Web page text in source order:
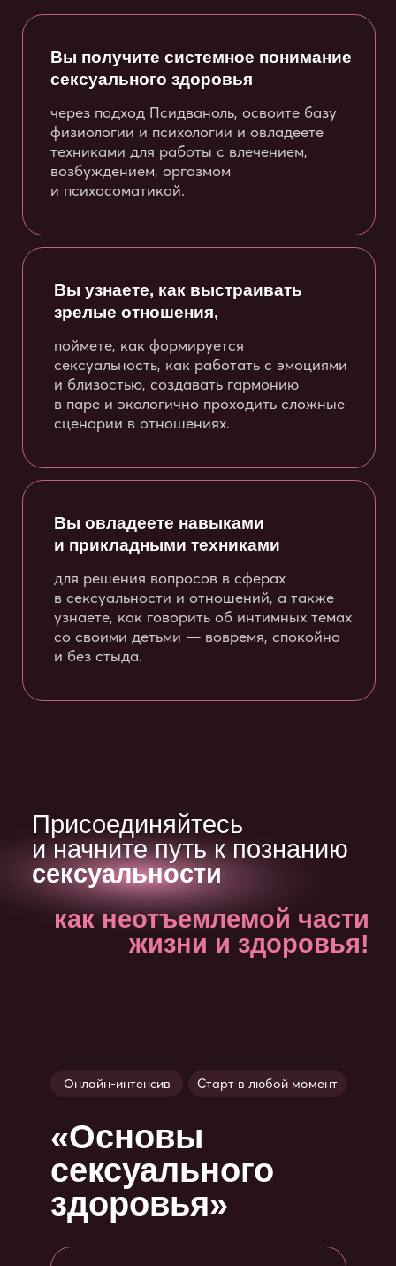
Записаться и оплатить
сексуального
Вы можете оформить